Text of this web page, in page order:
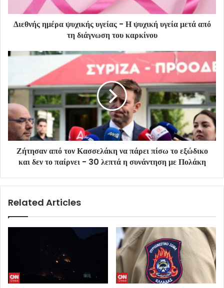
Διεθνής ημέρα ψυχικής υγείας - Η ψυχική υγεία μετά από
τη διάγνωση του καρκίνου
Ζήτησαν από τον Κασσελάκη να πάρει πίσω το εξώδικο
και δεν το παίρνει - 30 λεπτά η συνάντηση με Πολάκη
Related Articles